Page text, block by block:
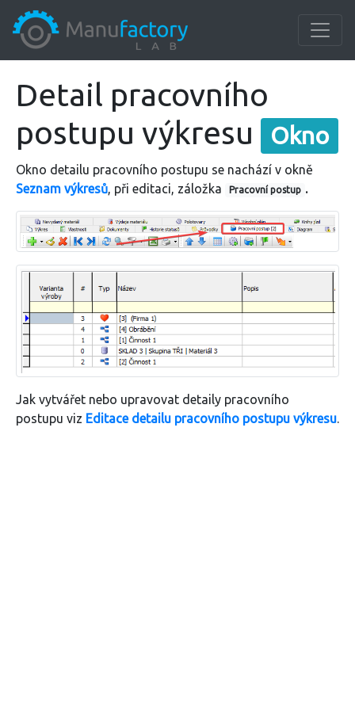
Detail pracovního
postupu výkresu
Okno
Okno detailu pracovního postupu se nachází v okně
Seznam výkresů , při editaci, záložka Pracovní postup .
Jak vytvářet nebo upravovat detaily pracovního
postupu viz Editace detailu pracovního postupu výkresu.